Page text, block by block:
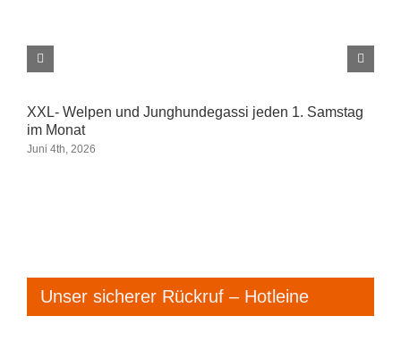
XXL- Welpen und Junghundegassi jeden 1. Samstag
im Monat
Juni 4th, 2026
Unser sicherer Rückruf – Hotleine